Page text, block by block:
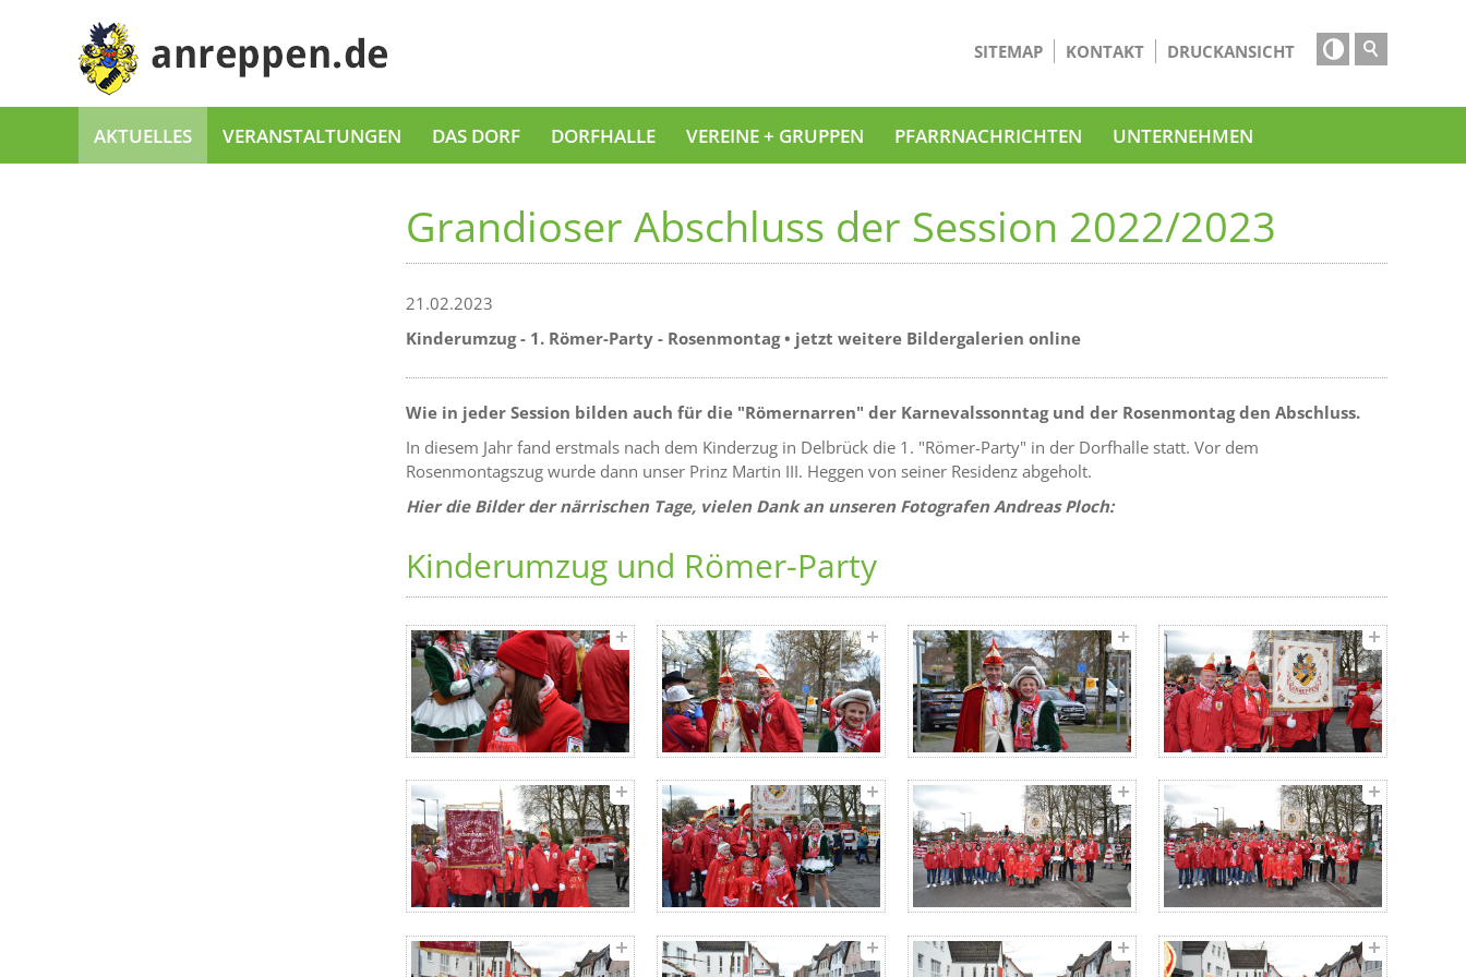

SITEMAP KONTAKT DRUCKANSICHT
AKTUELLES VERANSTALTUNGEN DAS DORF DORFHALLE VEREINE + GRUPPEN PFARRNACHRICHTEN UNTERNEHMEN
Grandioser Abschluss der Session 2022/2023
21.02.2023
Kinderumzug - 1. Römer-Party - Rosenmontag • jetzt weitere Bildergalerien online
Wie in jeder Session bilden auch für die "Römernarren" der Karnevalssonntag und der Rosenmontag den Abschluss.
In diesem Jahr fand erstmals nach dem Kinderzug in Delbrück die 1. "Römer-Party" in der Dorfhalle statt. Vor dem
Rosenmontagszug wurde dann unser Prinz Martin III. Heggen von seiner Residenz abgeholt.
Hier die Bilder der närrischen Tage, vielen Dank an unseren Fotografen Andreas Ploch:
Kinderumzug und Römer-Party